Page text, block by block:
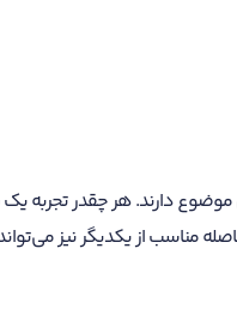
موضوع دارند. هر چقدر
مناسب از یکدیگر نیز